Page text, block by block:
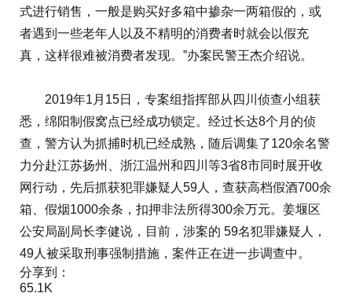
式进行销售，一般是购买好多箱中掺杂一两箱假的，或
者遇到一些老年人以及不精明的消费者时就会以假充
真，这样很难被消费者发现。”办案民警王杰介绍说。
2019年1月15日，专案组指挥部从四川侦查小组获
悉，绵阳制假窝点已经成功锁定。经过长达8个月的侦
查，警方认为抓捕时机已经成熟，随后调集了120余名警
力分赴江苏扬州、浙江温州和四川等3省8市同时展开收
网行动，先后抓获犯罪嫌疑人59人，查获高档假酒700余
箱、假烟1000余条，扣押非法所得300余万元。姜堰区
公安局副局长李健说，目前，涉案的 59名犯罪嫌疑人，
49人被采取刑事强制措施，案件正在进一步调查中。
分享到：
65.1K